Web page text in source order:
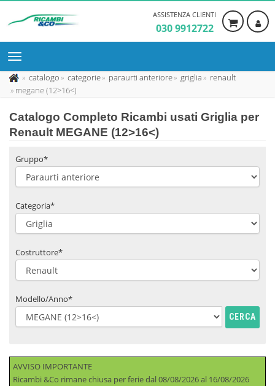
ASSISTENZA CLIENTI
030 9912722
catalogo categorie paraurti anteriore griglia
renault
megane (12>16<)
Catalogo Completo Ricambi usati Griglia per
Renault MEGANE (12>16<)
Gruppo*
Categoria*
Costruttore*
Modello/Anno*
CERCA
AVVISO IMPORTANTE
Ricambi &Co rimane chiusa per ferie dal 08/08/2026 al 16/08/2026